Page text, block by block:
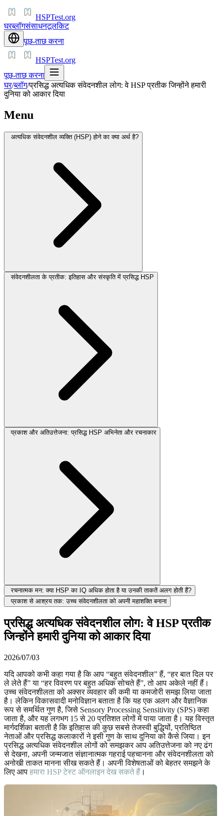
HSPTest.org
घरब्लॉगसंसाधनटूलकिट
पूछ-ताछ करना
HSPTest.org
पूछ-ताछ करना
घर/ब्लॉग/प्रसिद्ध अत्यधिक संवेदनशील लोग: वे HSP प्रतीक जिन्होंने हमारी
दुनिया को आकार दिया
Menu
अत्यधिक संवेदनशील व्यक्ति (HSP) होने का क्या अर्थ है?
संवेदनशीलता के प्रतीक: इतिहास और संस्कृति में प्रसिद्ध HSP
प्रकाश और अतिउत्तेजना: प्रसिद्ध HSP अभिनेता और रचनाकार
रचनात्मक मन: क्या HSP का IQ अधिक होता है या उनकी ताकतें अलग होती हैं?
प्रकाश से आश्रय तक: उच्च संवेदनशीलता को अपनी महाशक्ति बनाना
प्रसिद्ध अत्यधिक संवेदनशील लोग: वे HSP प्रतीक
जिन्होंने हमारी दुनिया को आकार दिया
2026/07/03
यदि आपको कभी कहा गया है कि आप “बहुत संवेदनशील” हैं, “हर बात दिल पर
ले लेते हैं” या “हर विवरण पर बहुत अधिक सोचते हैं”, तो आप अकेले नहीं हैं।
उच्च संवेदनशीलता को अक्सर व्यवहार की कमी या कमजोरी समझ लिया जाता
है। लेकिन विकासवादी मनोविज्ञान बताता है कि यह एक अलग और वैज्ञानिक
रूप से समर्थित गुण है, जिसे Sensory Processing Sensitivity (SPS) कहा
जाता है, और यह लगभग 15 से 20 प्रतिशत लोगों में पाया जाता है। यह विस्तृत
मार्गदर्शिका बताती है कि इतिहास की कुछ सबसे तेजस्वी बुद्धियों, प्रतिष्ठित
नेताओं और प्रसिद्ध कलाकारों ने इसी गुण के साथ दुनिया को कैसे जिया। इन
प्रसिद्ध अत्यधिक संवेदनशील लोगों को समझकर आप अतिउत्तेजना को नए ढंग
से देखना, अपनी जन्मजात संज्ञानात्मक गहराई पहचानना और संवेदनशीलता को
अनोखी ताकत मानना सीख सकते हैं। अपनी विशेषताओं को बेहतर समझने के
लिए आप हमारा HSP टेस्ट ऑनलाइन देख सकते हैं ।